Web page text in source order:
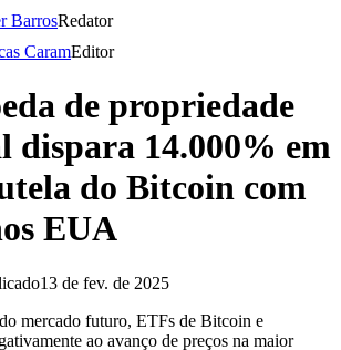
BarrosRedator
CaramEditor
de propriedade
dispara 14.000% em
do Bitcoin com
EUA
13 de fev. de 2025
mercado futuro, ETFs de Bitcoin e
ao avanço de preços na maior